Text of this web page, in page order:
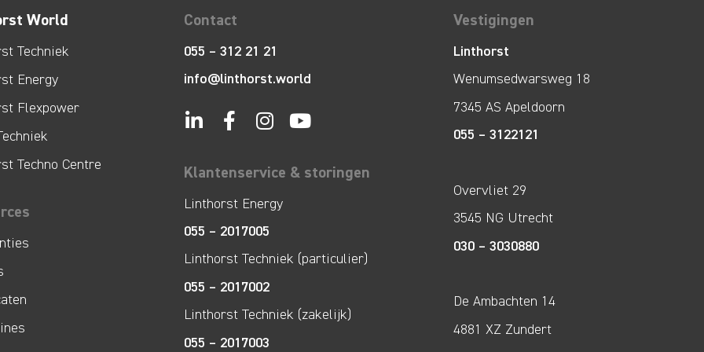
World
Techniek
Energy
Flexpower
Techno Centre
Contact
055 – 312 21 21
info@linthorst.world
Klantenservice & storingen
Linthorst Energy
055 – 2017005
Linthorst Techniek (particulier)
055 – 2017002
Linthorst Techniek (zakelijk)
055 – 2017003
Vestigingen
Linthorst
Wenumsedwarsweg 18
7345 AS Apeldoorn
055 – 3122121
Overvliet 29
3545 NG Utrecht
030 – 3030880
De Ambachten 14
4881 XZ Zundert